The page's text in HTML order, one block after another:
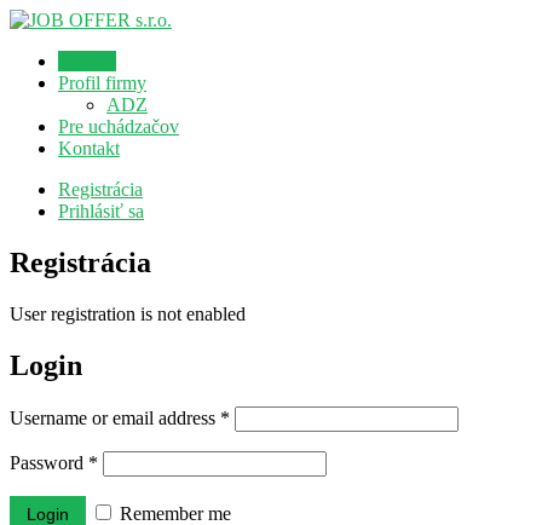
Profil firmy
ADZ
Pre uchádzačov
Kontakt
Registrácia
Prihlásiť sa
Registrácia
User registration is not enabled
Login
Username or email address *
Password *
Remember me